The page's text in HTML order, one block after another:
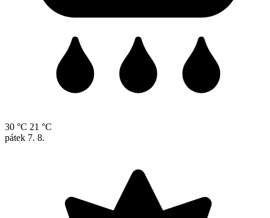
30 °C 21 °C
pátek 7. 8.